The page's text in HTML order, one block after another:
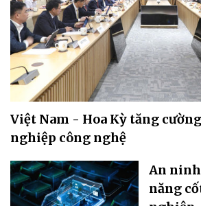
Việt Nam - Hoa Kỳ tăng
nghiệp công nghệ
An
năng